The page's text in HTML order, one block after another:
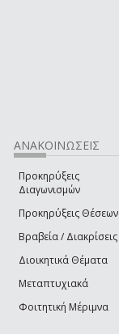
ΑΝΑΚΟΙΝΩΣΕΙΣ
Προκηρύξεις
Διαγωνισμών
Προκηρύξεις Θέσεων
Βραβεία / Διακρίσεις
Διοικητικά Θέματα
Μεταπτυχιακά
Φοιτητική Μέριμνα